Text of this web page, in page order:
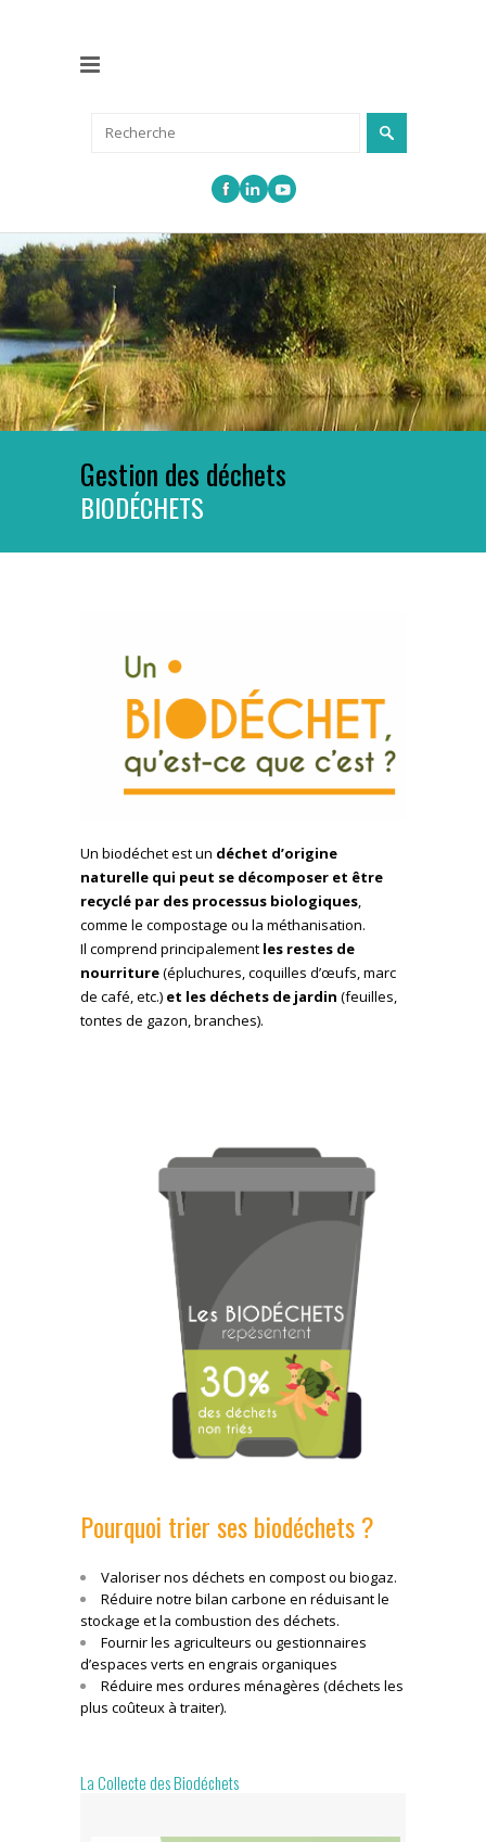
Gestion des déchets
BIODÉCHETS
Un biodéchet est un déchet d’origine
naturelle qui peut se décomposer et être
recyclé par des processus biologiques,
comme le compostage ou la méthanisation.
Il comprend principalement les restes de
nourriture(épluchures, coquilles d’œufs, marc
de café, etc.) et les déchets de jardin (feuilles,
tontes de gazon, branches).
Pourquoi trier ses biodéchets ?
Valoriser nos déchets en compost ou biogaz.
Réduire notre bilan carbone en réduisant le
stockage et la combustion des déchets.
Fournir les agriculteurs ou gestionnaires
d’espaces verts en engrais organiques
Réduire mes ordures ménagères (déchets les
plus coûteux à traiter).
La Collecte des Biodéchets